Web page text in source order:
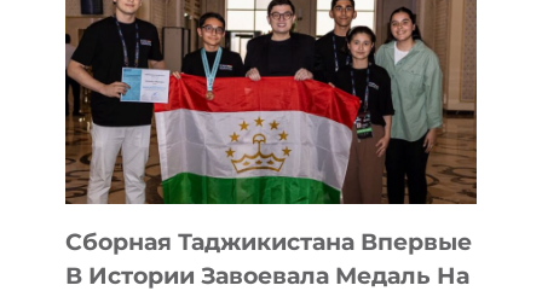
Сборная Таджикистана Впервые
В Истории Завоевала Медаль На